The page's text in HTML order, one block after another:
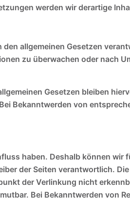
werden wir derartige
allgemeinen Gesetzen
zu überwachen oder nach
Gesetzen bleiben
Bekanntwerden von
haben. Deshalb können wir
der Seiten verantwortlich.
der Verlinkung nicht
Bei Bekanntwerden von